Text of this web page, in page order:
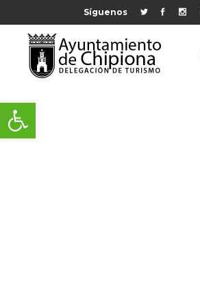
Abrir barra de herramientas
Síguenos